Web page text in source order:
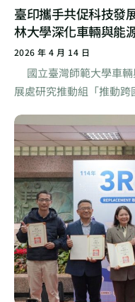
臺印攜手共促科技發
林大學深化車輛與能
2026 年 4 月 14 日
國立臺灣師範大學車輛
展處研究推動組「推動